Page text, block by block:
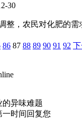
30
整，农民对化肥的
86 87 88 89 90 91 92
异味难题
时间回复您